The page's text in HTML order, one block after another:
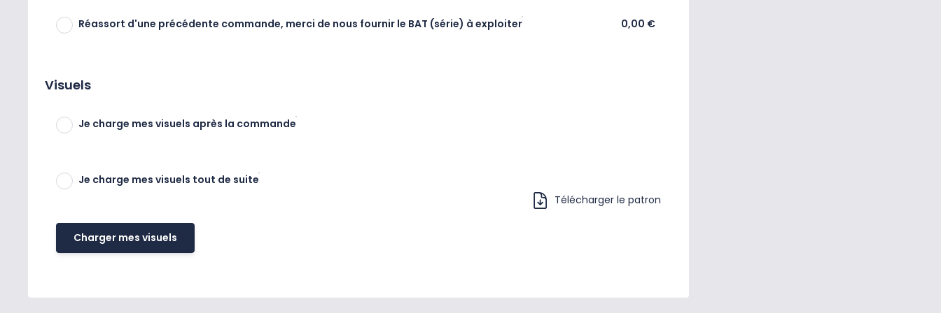
Réassort d'une précédente commande, merci de nous fournir le BAT (série) à exploiter 0,00 €
Visuels
Je charge mes visuels après la commande
Je charge mes visuels tout de suite
Télécharger le patron
Charger mes visuels